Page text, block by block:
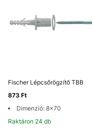
Fischer Lépcsőrögzítő TBB
873 Ft
Dimenzió: 8x70
Raktáron 24 db